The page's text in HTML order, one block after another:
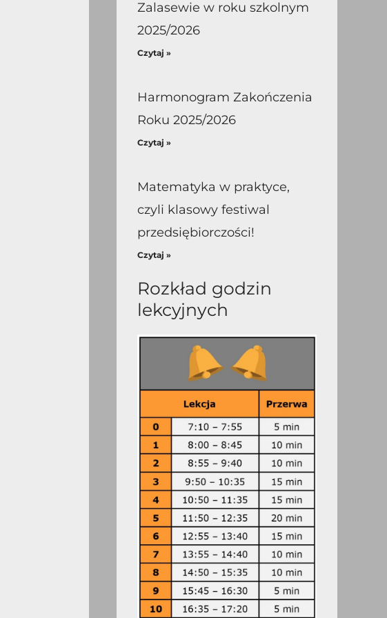
Zalasewie w roku szkolnym
2025/2026
Czytaj »
Harmonogram Zakończenia
Roku 2025/2026
Czytaj »
Matematyka w praktyce,
czyli klasowy festiwal
przedsiębiorczości!
Czytaj »
Rozkład godzin
lekcyjnych